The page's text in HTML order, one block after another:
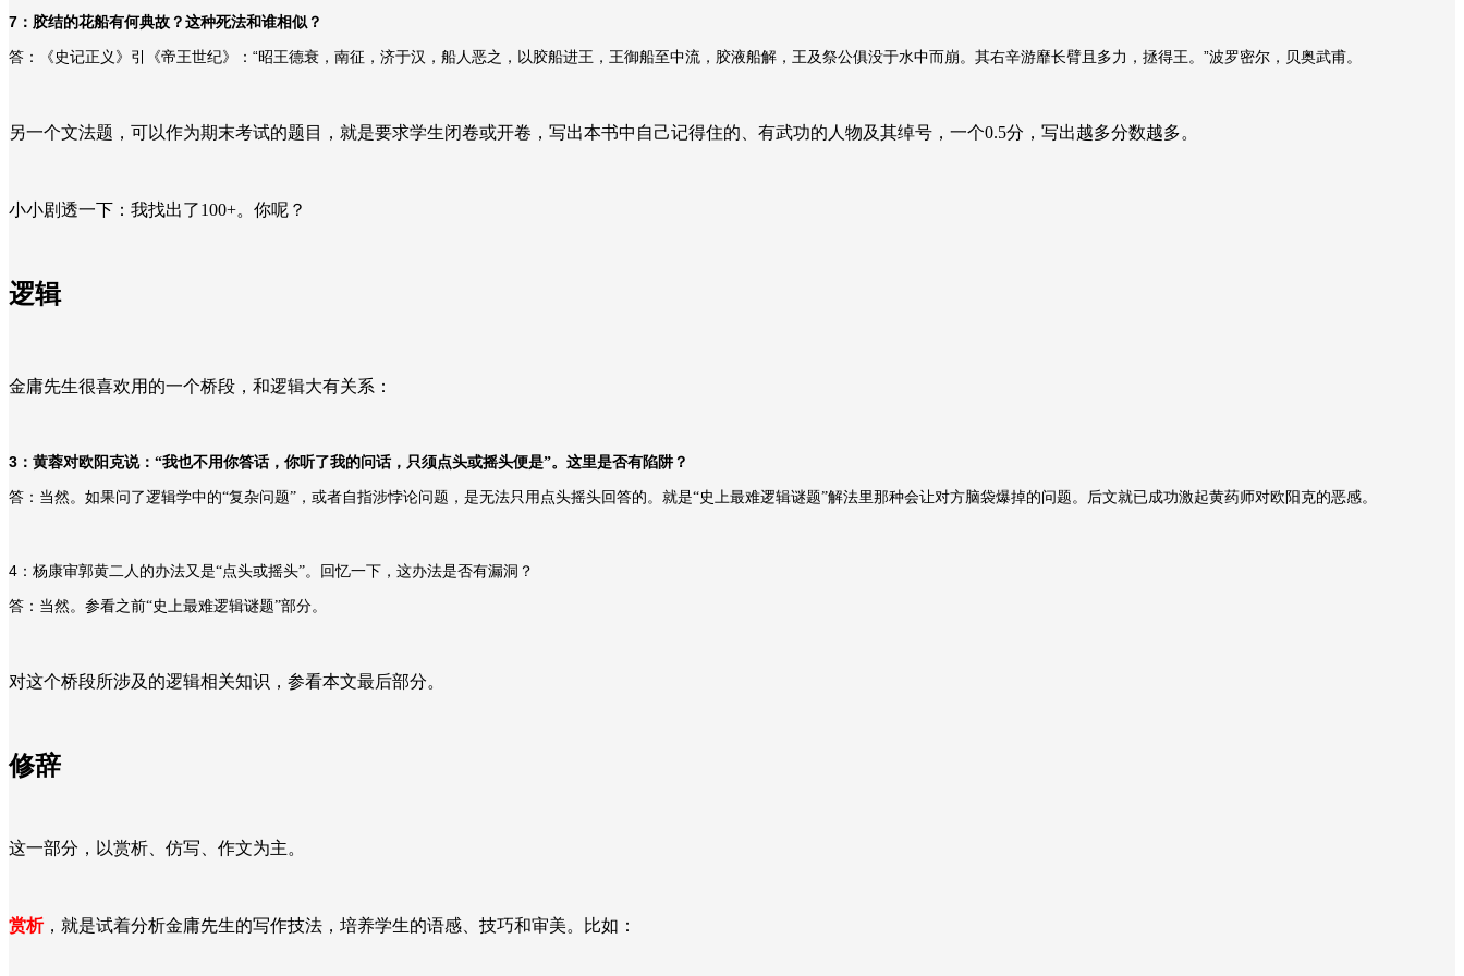
7 ：胶结的花船有何典故？这种死法和谁相似？
答：《史记正义》引《帝王世纪》： “昭王德衰，南征，济于汉，船人恶之，以胶船进王，王御船至中流，胶液船解，王及祭公俱没于水中而崩。其右辛游靡长臂且多力，拯得王。 ”波罗密尔，贝奥武甫。
另一个文法题，可以作为期末考试的题目，就是要求学生闭卷或开卷，写出本书中自己记得住的、有武功的人物及其绰号，一个0.5分，写出越多分数越多。
小小剧透一下：我找出了100+。你呢？
逻辑
金庸先生很喜欢用的一个桥段，和逻辑大有关系：
3 ：黄蓉对欧阳克说：“我也不用你答话，你听了我的问话，只须点头或摇头便是”。这里是否有陷阱？
答：当然。如果问了逻辑学中的“复杂问题”，或者自指涉悖论问题，是无法只用点头摇头回答的。就是“史上最难逻辑谜题”解法里那种会让对方脑袋爆掉的问题。后文就已成功激起黄药师对欧阳克的恶感。
4 ：杨康审郭黄二人的办法又是“点头或摇头”。回忆一下，这办法是否有漏洞？
答：当然。参看之前“史上最难逻辑谜题”部分。
对这个桥段所涉及的逻辑相关知识，参看本文最后部分。
修辞
这一部分，以赏析、仿写、作文为主。
赏析，就是试着分析金庸先生的写作技法，培养学生的语感、技巧和审美。比如：